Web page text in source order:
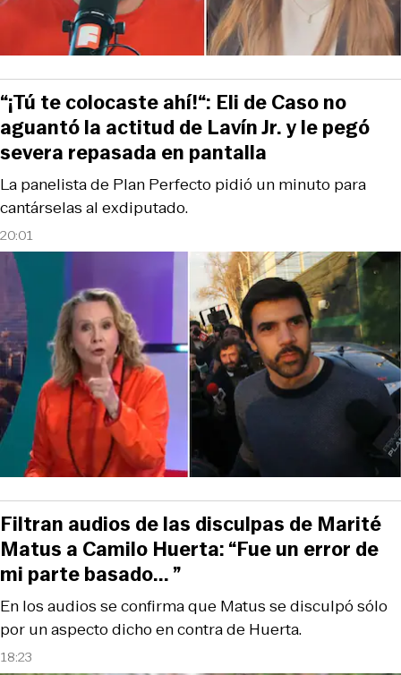
20:01
La panelista de Plan Perfecto pidió un minuto para
cantárselas al exdiputado.
“¡Tú te colocaste ahí!“: Eli de Caso no
aguantó la actitud de Lavín Jr. y le pegó
severa repasada en pantalla
18:23
En los audios se confirma que Matus se disculpó sólo
por un aspecto dicho en contra de Huerta.
Filtran audios de las disculpas de Marité
Matus a Camilo Huerta: “Fue un error de
mi parte basado... ”